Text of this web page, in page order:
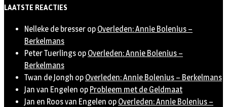
LAATSTE REACTIES
Nelleke de bresser op Overleden: Annie Bolenius –
Berkelmans
Peter Tuerlings op Overleden: Annie Bolenius –
Berkelmans
Twan de Jongh op Overleden: Annie Bolenius – Berkelmans
Jan van Engelen op Probleem met de Geldmaat
Jan en Roos van Engelen op Overleden: Annie Bolenius –